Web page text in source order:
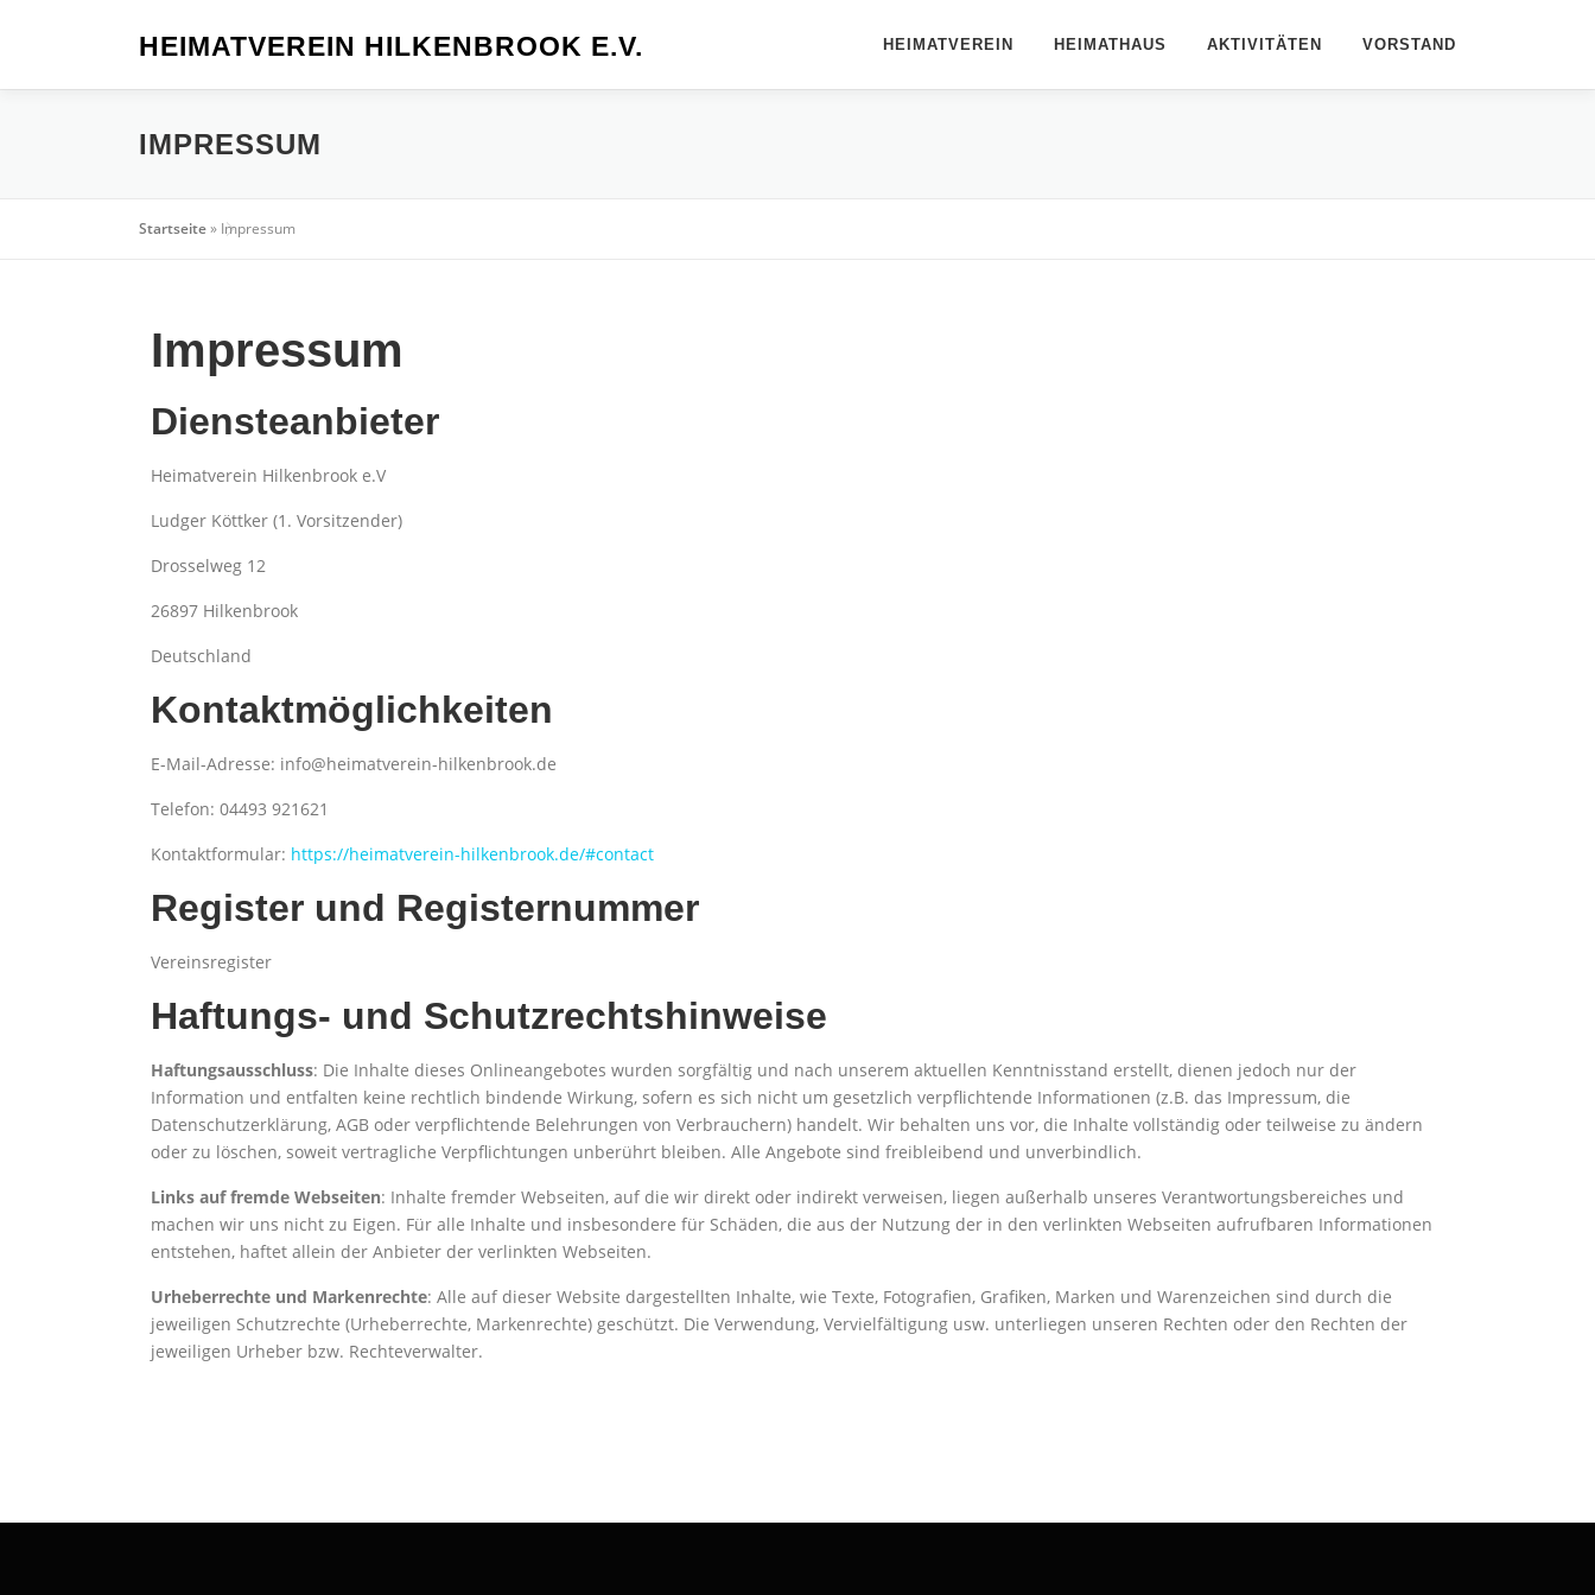
HEIMATVEREIN HILKENBROOK E.V. HEIMATVEREIN HEIMATHAUS AKTIVITÄTEN VORSTAND
IMPRESSUM
Startseite» Impressum
Impressum
Diensteanbieter
Heimatverein Hilkenbrook e.V
Ludger Köttker (1. Vorsitzender)
Drosselweg 12
26897 Hilkenbrook
Deutschland
Kontaktmöglichkeiten
E-Mail-Adresse: info@heimatverein-hilkenbrook.de
Telefon: 04493 921621
Kontaktformular: https://heimatverein-hilkenbrook.de/#contact
Register und Registernummer
Vereinsregister
Haftungs- und Schutzrechtshinweise
Haftungsausschluss: Die Inhalte dieses Onlineangebotes wurden sorgfältig und nach unserem aktuellen Kenntnisstand erstellt, dienen jedoch nur der
Information und entfalten keine rechtlich bindende Wirkung, sofern es sich nicht um gesetzlich verpflichtende Informationen (z.B. das Impressum, die
Datenschutzerklärung, AGB oder verpflichtende Belehrungen von Verbrauchern) handelt. Wir behalten uns vor, die Inhalte vollständig oder teilweise zu ändern
oder zu löschen, soweit vertragliche Verpflichtungen unberührt bleiben. Alle Angebote sind freibleibend und unverbindlich.
Links auf fremde Webseiten: Inhalte fremder Webseiten, auf die wir direkt oder indirekt verweisen, liegen außerhalb unseres Verantwortungsbereiches und
machen wir uns nicht zu Eigen. Für alle Inhalte und insbesondere für Schäden, die aus der Nutzung der in den verlinkten Webseiten aufrufbaren Informationen
entstehen, haftet allein der Anbieter der verlinkten Webseiten.
Urheberrechte und Markenrechte: Alle auf dieser Website dargestellten Inhalte, wie Texte, Fotografien, Grafiken, Marken und Warenzeichen sind durch die
jeweiligen Schutzrechte (Urheberrechte, Markenrechte) geschützt. Die Verwendung, Vervielfältigung usw. unterliegen unseren Rechten oder den Rechten der
jeweiligen Urheber bzw. Rechteverwalter.